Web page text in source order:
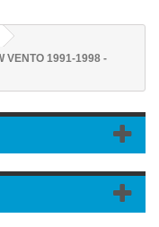
VENTO 1991-1998 -